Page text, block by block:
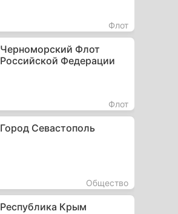
Флот
Черноморский Флот
Российской Федерации
Флот
Город Севастополь
Общество
Республика Крым